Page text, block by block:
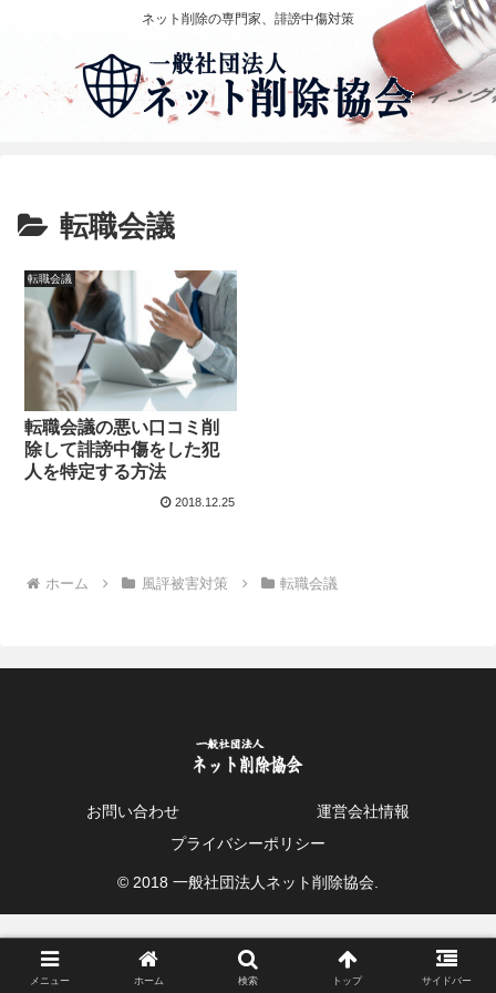
ネット削除の専門家、誹謗中傷対策
転職会議
転職会議
転職会議の悪い口コミ削
除して誹謗中傷をした犯
人を特定する方法
2018.12.25
ホーム 風評被害対策 転職会議
お問い合わせ
運営会社情報
プライバシーポリシー
© 2018 一般社団法人ネット削除協会.
メニュー ホーム 検索 トップ サイドバー